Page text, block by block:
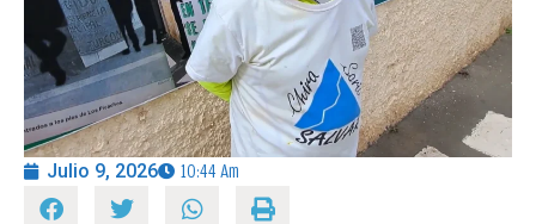
CARTAS DEL DIRECTOR
ENTREVISTAS
OPINIÓN
Julio 9, 2026 10:44 Am